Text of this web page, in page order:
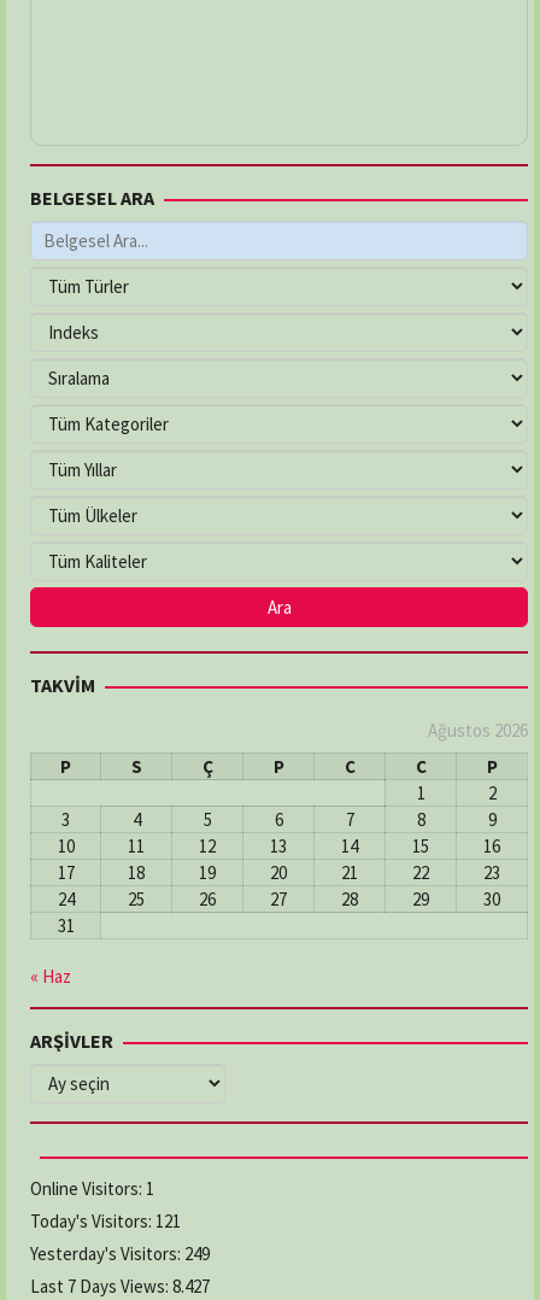
BELGESEL ARA
TAKVİM
Ağustos 2026
P
S Ç P C C
P
1
2
3
4 5 6 7 8
9
10
11 12 13 14 15
16
17
18 19 20 21 22
23
24
25 26 27 28 29
30
31
« Haz
ARŞİVLER
ARŞİVLER
Online Visitors: 1
Today's Visitors: 121
Yesterday's Visitors: 249
Last 7 Days Views: 8.427